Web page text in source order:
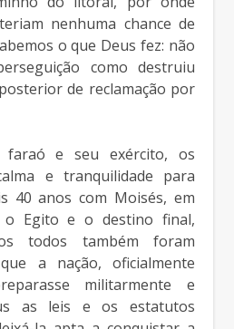
nenhuma chance de
o que Deus fez: não
como destruiu
de reclamação por
e seu exército, os
e tranquilidade para
40 anos com Moisés, em
Egito e o destino final,
todos também foram
a nação, oficialmente
militarmente e
as leis e os estatutos